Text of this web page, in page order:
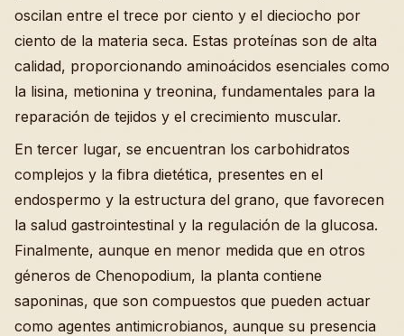
oscilan entre el trece por ciento y el dieciocho por
ciento de la materia seca. Estas proteínas son de alta
calidad, proporcionando aminoácidos esenciales como
la lisina, metionina y treonina, fundamentales para la
reparación de tejidos y el crecimiento muscular.
En tercer lugar, se encuentran los carbohidratos
complejos y la fibra dietética, presentes en el
endospermo y la estructura del grano, que favorecen
la salud gastrointestinal y la regulación de la glucosa.
Finalmente, aunque en menor medida que en otros
géneros de Chenopodium, la planta contiene
saponinas, que son compuestos que pueden actuar
como agentes antimicrobianos, aunque su presencia